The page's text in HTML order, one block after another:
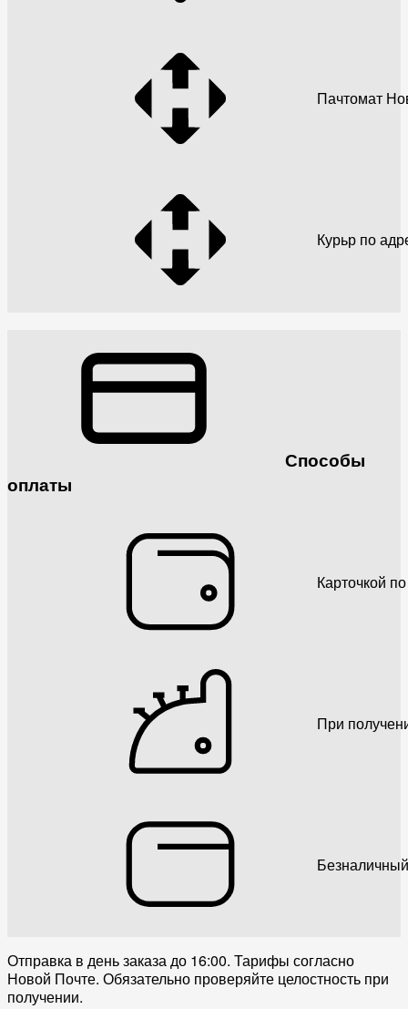
Пачтомат
Курьр по
Способы
оплаты
Карточкой
При
Отправка в день заказа до 16:00. Тарифы согласно
Новой Почте. Обязательно проверяйте целостность при
получении.